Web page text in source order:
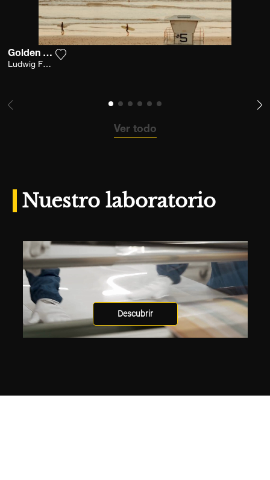
Golden Swell
Ludwig Favre
Ver todo
Nuestro laboratorio
Descubrir